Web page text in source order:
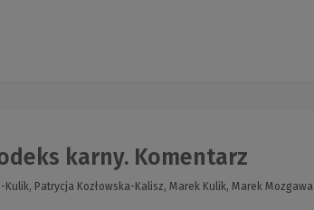
karny. Komentarz
Patrycja Kozłowska-Kalisz, Marek Kulik, Marek Mozgawa